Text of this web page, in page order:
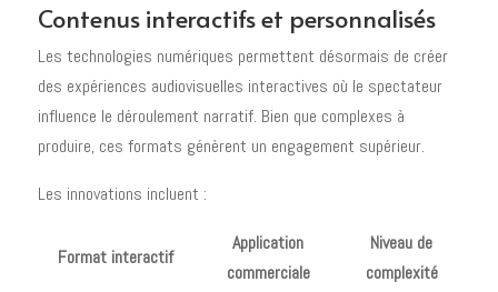
Contenus interactifs et personnalisés
Les technologies numériques permettent désormais de créer
des expériences audiovisuelles interactives où le spectateur
influence le déroulement narratif. Bien que complexes à
produire, ces formats génèrent un engagement supérieur.
Les innovations incluent :
Format interactif
Application
commerciale
Niveau de
complexité